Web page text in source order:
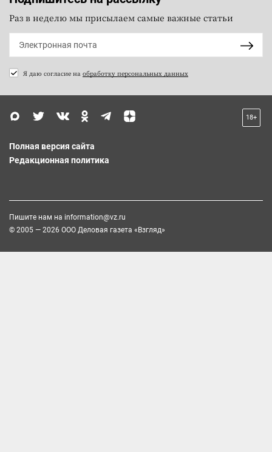
Раз в неделю мы присылаем самые важные статьи
Я даю согласие на обработку персональных данных
18+
Полная версия сайта
Редакционная политика
Пишите нам на information@vz.ru
© 2005 — 2026 ООО Деловая газета «Взгляд»